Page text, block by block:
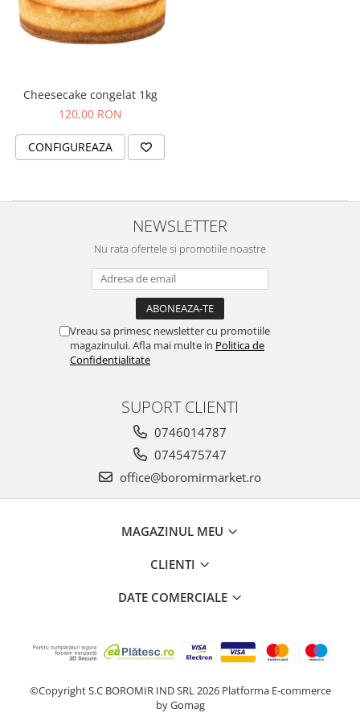
Cozo-Bun
Cozonac Cadou
Cozonac Mos Craciun
Cozonac Duofino
Cozonac Imperial
Cofetarie
Salam de biscuiti
Creme tartinabile
Prajituri artizanale
Fursecuri cu unt
Chec cu iaurt
Chec Ciocco
Prajituri Fabrica de Amandine
Prajitura ingerilor
Prajituri Red Collection
Torti
Biscuiti
Cheesecake congelat 1kg
120,00 RON
CONFIGUREAZA
NEWSLETTER
Nu rata ofertele si promotiile noastre
Vreau sa primesc newsletter cu promotiile
magazinului. Afla mai multe in Politica de
Confidentialitate
SUPORT CLIENTI
0746014787
0745475747
office@boromirmarket.ro
MAGAZINUL MEU
CLIENTI
DATE COMERCIALE
©Copyright S.C BOROMIR IND SRL 2026 Platforma E-commerce
by Gomag